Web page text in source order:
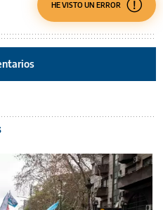
HE VISTO UN ERROR